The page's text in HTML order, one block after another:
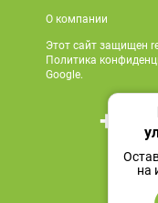
О компании
Этот сайт защищен
Политика
Google.
+7
Мы
на